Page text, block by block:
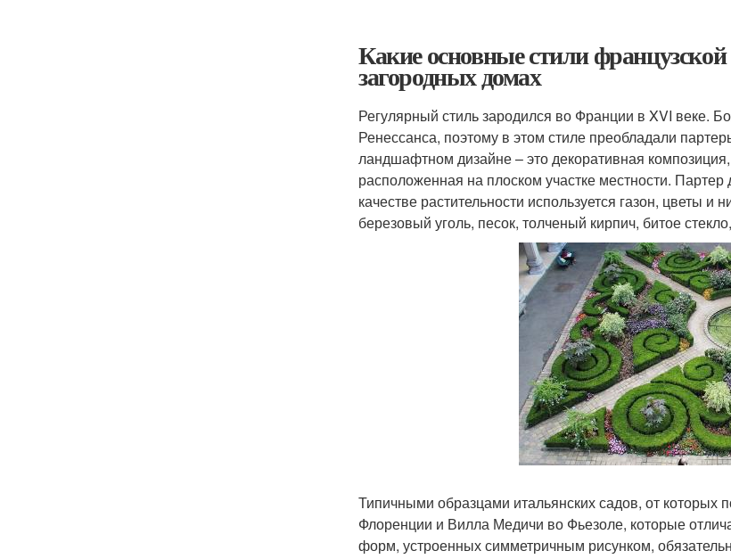
Какие основные стили
загородных домах
Регулярный стиль зародился во Франции в XVI веке.
Ренессанса, поэтому в этом стиле преобладали
ландшафтном дизайне – это декоративная
расположенная на плоском участке местности.
качестве растительности используется газон, цветы
березовый уголь, песок, толченый кирпич, битое
Типичными образцами итальянских садов, от
Флоренции и Вилла Медичи во Фьезоле, которые
форм, устроенных симметричным рисунком,